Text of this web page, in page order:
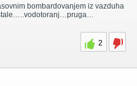
bombardovanjem iz vazduha
2